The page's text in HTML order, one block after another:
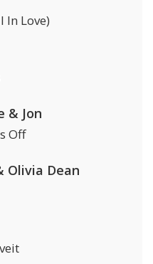
In Love)
& Jon
Off
Olivia Dean